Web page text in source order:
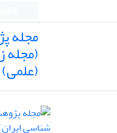
مجله
(علمی)